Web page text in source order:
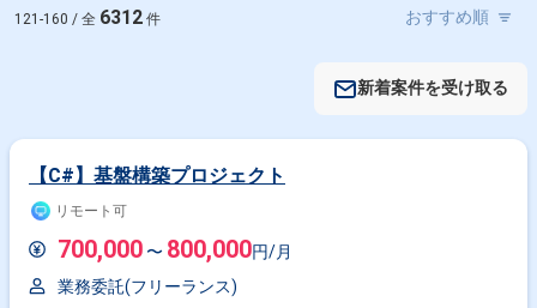
121-160 / 全 6312 件
新着案件を受け取る
【C#】基盤構築プロジェクト
リモート可
700,000 〜 800,000円/月
業務委託(フリーランス)